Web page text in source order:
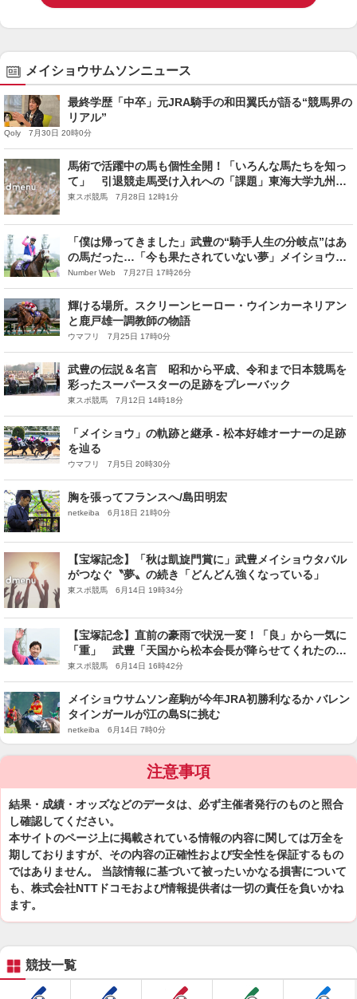
メイショウサムソンニュース
最終学歴「中卒」元JRA騎手の和田翼氏が語る“競馬界の
リアル”
Qoly 7月30日 20時0分
馬術で活躍中の馬も個性全開！「いろんな馬たちを知っ
て」 引退競走馬受け入れへの「課題」東海大学九州馬
術部の取り組み
東スポ競馬 7月28日 12時1分
「僕は帰ってきました」武豊の“騎手人生の分岐点”はあ
の馬だった…「今も果たされていない夢」メイショウタ
バルでの凱旋門賞参戦が“運命的”な理由
Number Web 7月27日 17時26分
輝ける場所。スクリーンヒーロー・ウインカーネリアン
と鹿戸雄一調教師の物語
ウマフリ 7月25日 17時0分
武豊の伝説＆名言 昭和から平成、令和まで日本競馬を
彩ったスーパースターの足跡をプレーバック
東スポ競馬 7月12日 14時18分
「メイショウ」の軌跡と継承 - 松本好雄オーナーの足跡
を辿る
ウマフリ 7月5日 20時30分
胸を張ってフランスへ/島田明宏
netkeiba 6月18日 21時0分
【宝塚記念】「秋は凱旋門賞に」武豊メイショウタバル
がつなぐ〝夢〟の続き「どんどん強くなっている」
東スポ競馬 6月14日 19時34分
【宝塚記念】直前の豪雨で状況一変！「良」から一気に
「重」 武豊「天国から松本会長が降らせてくれたのか
な」
東スポ競馬 6月14日 16時42分
メイショウサムソン産駒が今年JRA初勝利なるか バレン
タインガールが江の島Sに挑む
netkeiba 6月14日 7時0分
注意事項
結果・成績・オッズなどのデータは、必ず主催者発行のものと照合
し確認してください。
本サイトのページ上に掲載されている情報の内容に関しては万全を
期しておりますが、その内容の正確性および安全性を保証するもの
ではありません。 当該情報に基づいて被ったいかなる損害について
も、株式会社NTTドコモおよび情報提供者は一切の責任を負いかね
ます。
競技一覧